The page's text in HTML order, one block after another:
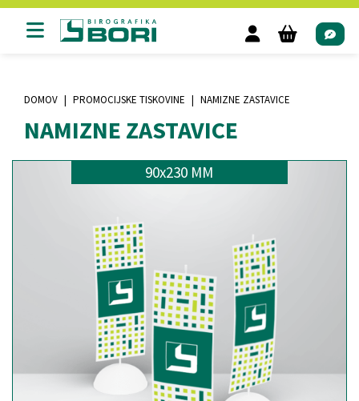
DOMOV PROMOCIJSKE TISKOVINE NAMIZNE ZASTAVICE
NAMIZNE ZASTAVICE
90x230 MM